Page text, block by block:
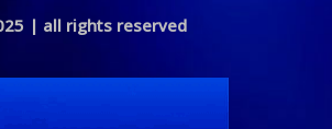
| all rights reserved